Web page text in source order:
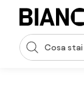
Salta la
Input della